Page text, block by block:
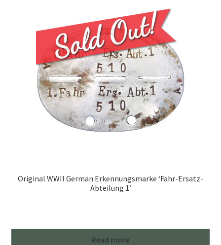
Original WWII German Erkennungsmarke ‘Fahr-Ersatz-
Abteilung 1’
Read more